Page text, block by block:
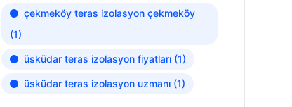
çekmeköy teras izolasyon çekmeköy
(1)
üsküdar teras izolasyon fiyatları(1)
üsküdar teras izolasyon uzmanı(1)